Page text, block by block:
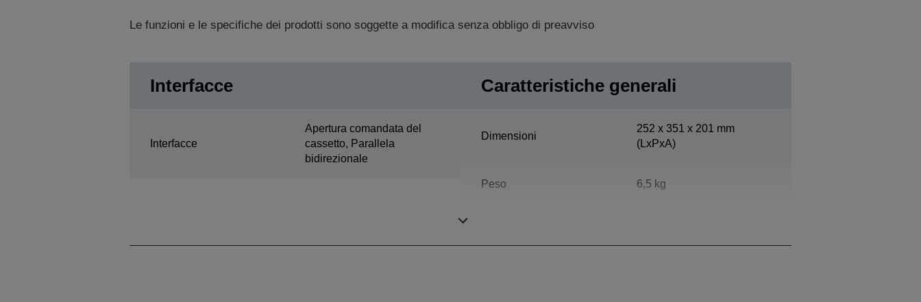
Le funzioni e le specifiche dei prodotti sono soggette a modifica senza obbligo di preavviso
Interfacce
Interfacce
Apertura comandata del
cassetto, Parallela
bidirezionale
Caratteristiche generali
Dimensioni
252‎ x 351 x 201 mm
(LxPxA)
Peso 6,5 kg